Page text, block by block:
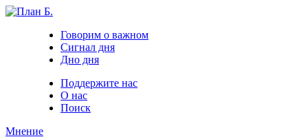
Говорим о важном
Сигнал дня
Дно дня
Поддержите нас
О нас
Поиск
Мнение